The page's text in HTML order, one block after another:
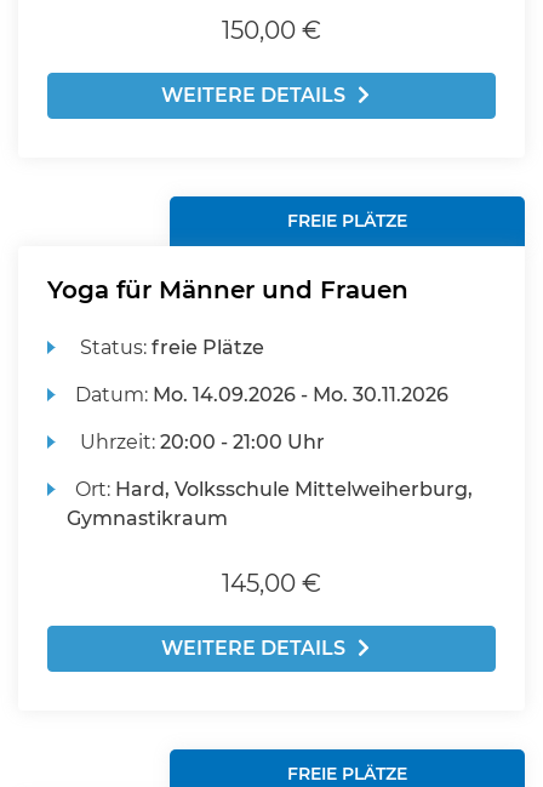
150,00 €
WEITERE DETAILS
FREIE PLÄTZE
Yoga für Männer und Frauen
Status:freie Plätze
Datum: Mo. 14.09.2026 - Mo. 30.11.2026
Uhrzeit:20:00 - 21:00 Uhr
Ort: Hard, Volksschule Mittelweiherburg,
Gymnastikraum
145,00 €
WEITERE DETAILS
FREIE PLÄTZE